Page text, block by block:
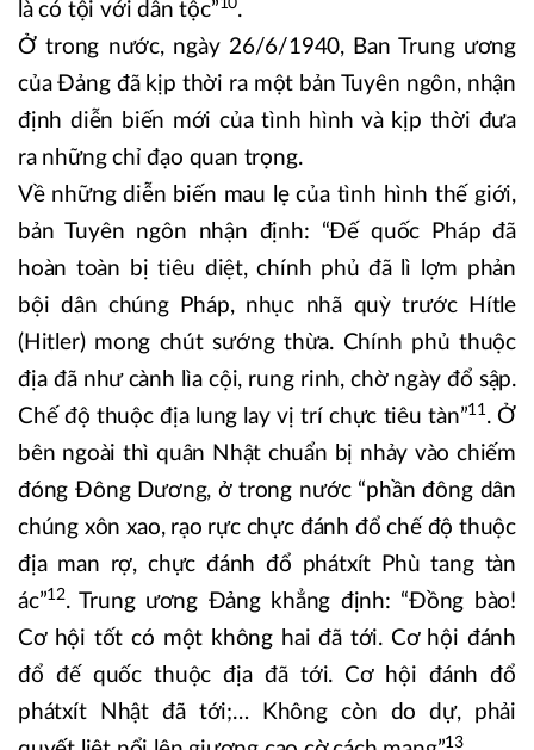
là có tội với dân tộc”
.
Ở trong nước, ngày 26/6/1940, Ban Trung ương
của Đảng đã kịp thời ra một bản Tuyên ngôn, nhận
định diễn biến mới của tình hình và kịp thời đưa
ra những chỉ đạo quan trọng.
Về những diễn biến mau lẹ của tình hình thế giới,
bản Tuyên ngôn nhận định: “Đế quốc Pháp đã
hoàn toàn bị tiêu diệt, chính phủ đã lì lợm phản
bội dân chúng Pháp, nhục nhã quỳ trước Hítle
(Hitler) mong chút sướng thừa. Chính phủ thuộc
địa đã như cành lìa cội, rung rinh, chờ ngày đổ sập.
Chế độ thuộc địa lung lay vị trí chực tiêu tàn”11 . Ở
bên ngoài thì quân Nhật chuẩn bị nhảy vào chiếm
đóng Đông Dương, ở trong nước “phần đông dân
chúng xôn xao, rạo rực chực đánh đổ chế độ thuộc
địa man rợ, chực đánh đổ phátxít Phù tang tàn
ác”12. Trung ương Đảng khẳng định: “Đồng bào!
Cơ hội tốt có một không hai đã tới. Cơ hội đánh
đổ đế quốc thuộc địa đã tới. Cơ hội đánh đổ
phátxít Nhật đã tới;… Không còn do dự, phải
13